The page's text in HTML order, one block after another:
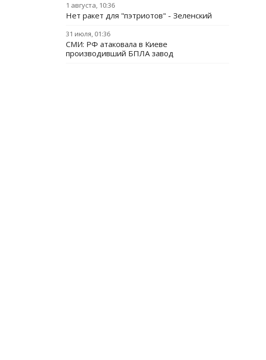
1 августа, 10:36
Нет ракет для "пэтриотов" - Зеленский
31 июля, 01:36
СМИ: РФ атаковала в Киеве
производивший БПЛА завод